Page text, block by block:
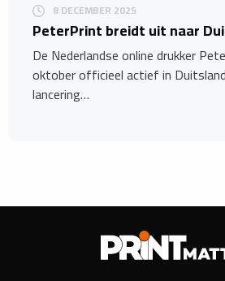
8 DECEMBER 2025
PeterPrint breidt uit naar
De Nederlandse online drukker
oktober officieel actief in
lancering…